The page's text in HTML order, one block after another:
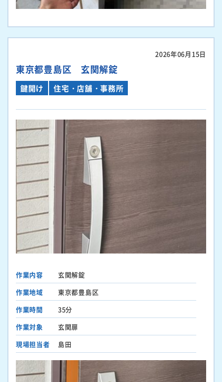
2026年06月15日
東京都豊島区 玄関解錠
鍵開け 住宅・店舗・事務所
作業内容
玄関解錠
作業地域
東京都豊島区
作業時間
35分
作業対象
玄関扉
現場担当者
島田